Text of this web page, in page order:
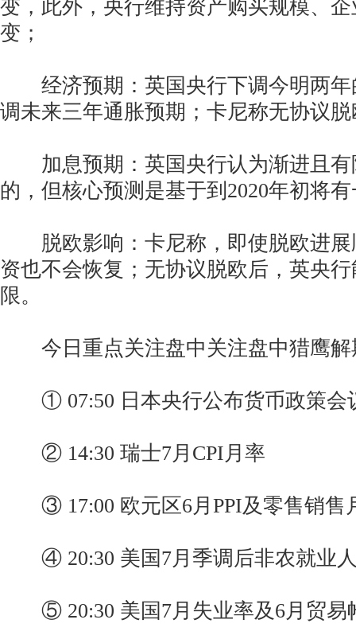
变，此外，央行维持资产购买规模、
变；
经济预期：英国央行下调今明两年
调未来三年通胀预期；卡尼称无协议
加息预期：英国央行认为渐进且有
的，但核心预测是基于到2020年初将
脱欧影响：卡尼称，即使脱欧进展
资也不会恢复；无协议脱欧后，英央
限。
今日重点关注盘中关注盘中猎鹰解
① 07:50 日本央行公布货币政策会
② 14:30 瑞士7月CPI月率
③ 17:00 欧元区6月PPI及零售销售
④ 20:30 美国7月季调后非农就业
⑤ 20:30 美国7月失业率及6月贸易